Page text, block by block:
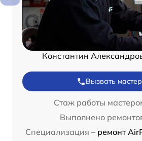
Константин
Вызвать
Стаж работы
Выполнено
Специализация – ремонт